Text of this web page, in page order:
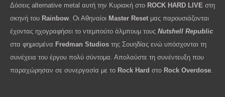
Δόσεις alternative metal αυτή την Κυριακή στο ROCK HARD LIVE στη
σκηνή του Rainbow . Οι Αθηναίοι Master Reset μας παρουσιάζονται
έχοντας ηχογραφήσει το ντεμπούτο άλμπουμ τους Nutshell Republic
στα φημισμένα Fredman Studios της Σουηδίας ενώ υπόσχονται τη
συνέχεια του έργου πολύ σύντομα. Απολαύστε τη συνέντευξη που
παραχώρησαν σε συνεργασία με το Rock Hard στο Rock Overdose